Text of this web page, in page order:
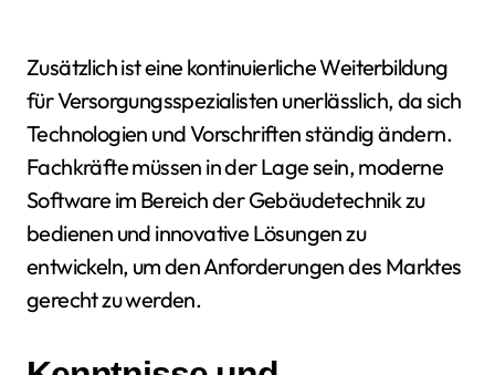
Zusätzlich ist eine kontinuierliche Weiterbildung
für Versorgungsspezialisten unerlässlich, da sich
Technologien und Vorschriften ständig ändern.
Fachkräfte müssen in der Lage sein, moderne
Software im Bereich der Gebäudetechnik zu
bedienen und innovative Lösungen zu
entwickeln, um den Anforderungen des Marktes
gerecht zu werden.